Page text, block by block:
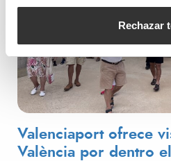
Rechazar
Valenciaport ofrece
València por dentro